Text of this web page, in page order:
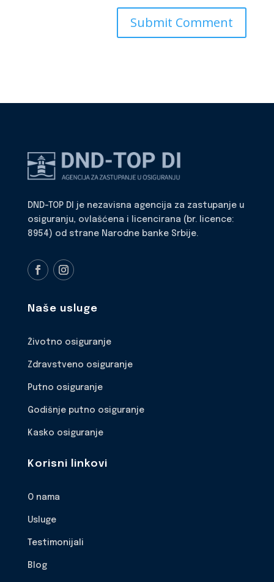
DND-TOP DI je nezavisna agencija za zastupanje u
osiguranju, ovlašćena i licencirana (br. licence:
8954) od strane Narodne banke Srbije.
Naše usluge
Životno osiguranje
Zdravstveno osiguranje
Putno osiguranje
Godišnje putno osiguranje
Kasko osiguranje
Korisni linkovi
O nama
Usluge
Testimonijali
Blog